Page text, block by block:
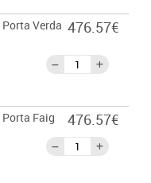
Verda 476.57€
Faig
476.57€